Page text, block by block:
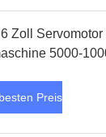
Zoll Servomotor
5000-
Preis